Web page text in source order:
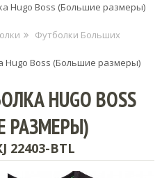
Hugo Boss (Большие размеры)
Футболки Больших
Hugo Boss (Большие размеры)
HUGO BOSS
РАЗМЕРЫ)
22403-BTL